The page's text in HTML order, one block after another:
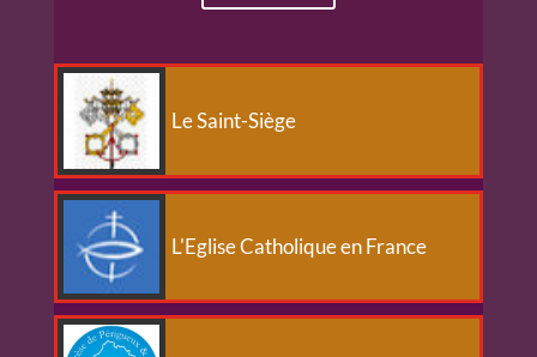
Le Saint-Siège
L'Eglise Catholique en France